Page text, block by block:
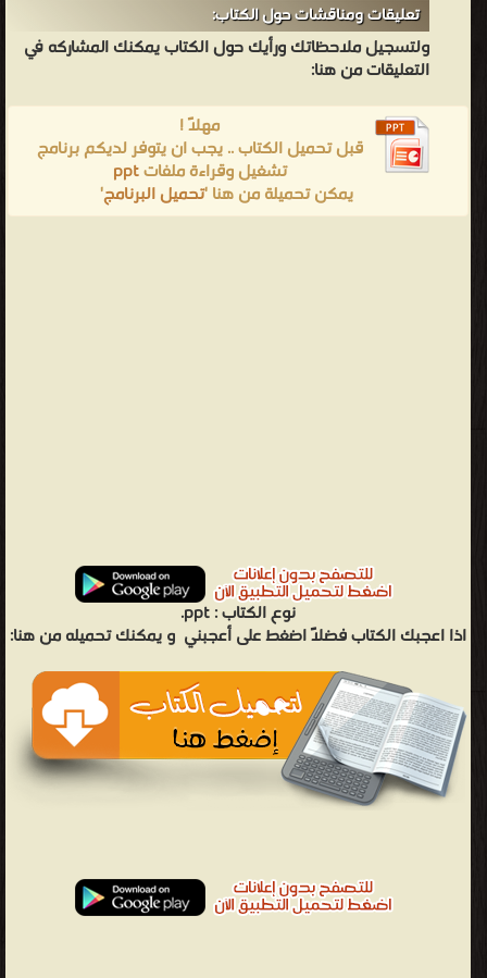
تعليقات ومناقشات حول الكتاب:
ولتسجيل ملاحظاتك ورأيك حول الكتاب يمكنك المشاركه في
التعليقات من هنا:
مهلاً !
قبل تحميل الكتاب .. يجب ان يتوفر لديكم برنامج
تشغيل وقراءة ملفاتppt
يمكن تحميلة من هنا 'تحميل البرنامج'
نوع الكتاب :ppt.
اذا اعجبك الكتاب فضلاً اضغط على أعجبني و يمكنك تحميله من هنا: